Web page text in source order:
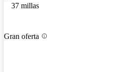
37 millas
Gran oferta